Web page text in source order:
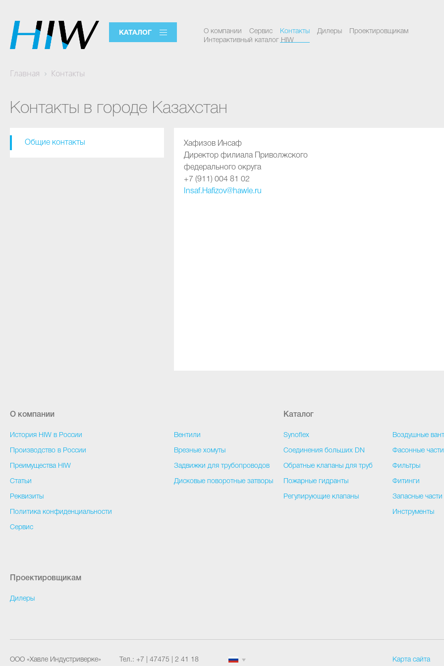
КАТАЛОГ О компании Сервис Контакты Дилеры
Проектировщикам
Интерактивный каталог HIW
Главная Контакты
Контакты в городе Казахстан
Общие контакты
Хафизов Инсаф
Директор филиала Приволжского
федерального округа
+7 (911) 004 81 02
Insaf.Hafizov@hawle.ru
О компании
История HIW в России
Производство в России
Преимущества HIW
Статьи
Реквизиты
Политика конфиденциальности
Сервис
Вентили
Врезные хомуты
Задвижки для трубопроводов
Дисковые поворотные затворы
Каталог
Synoflex
Соединения больших DN
Обратные клапаны для труб
Пожарные гидранты
Регулирующие клапаны
Воздушные
Фасонные части
Фильтры
Фитинги
Запасные части
Инструменты
Проектировщикам
Дилеры
ООО «Хавле Индустриверке» Тел.: +7 | 47475 | 2 41 18 Карта сайта